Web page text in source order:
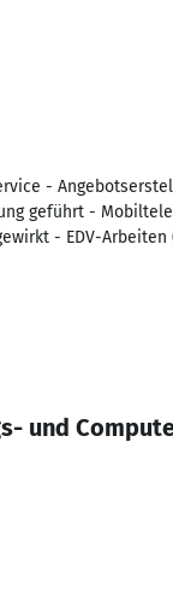
-
geführt -
- EDV-
und